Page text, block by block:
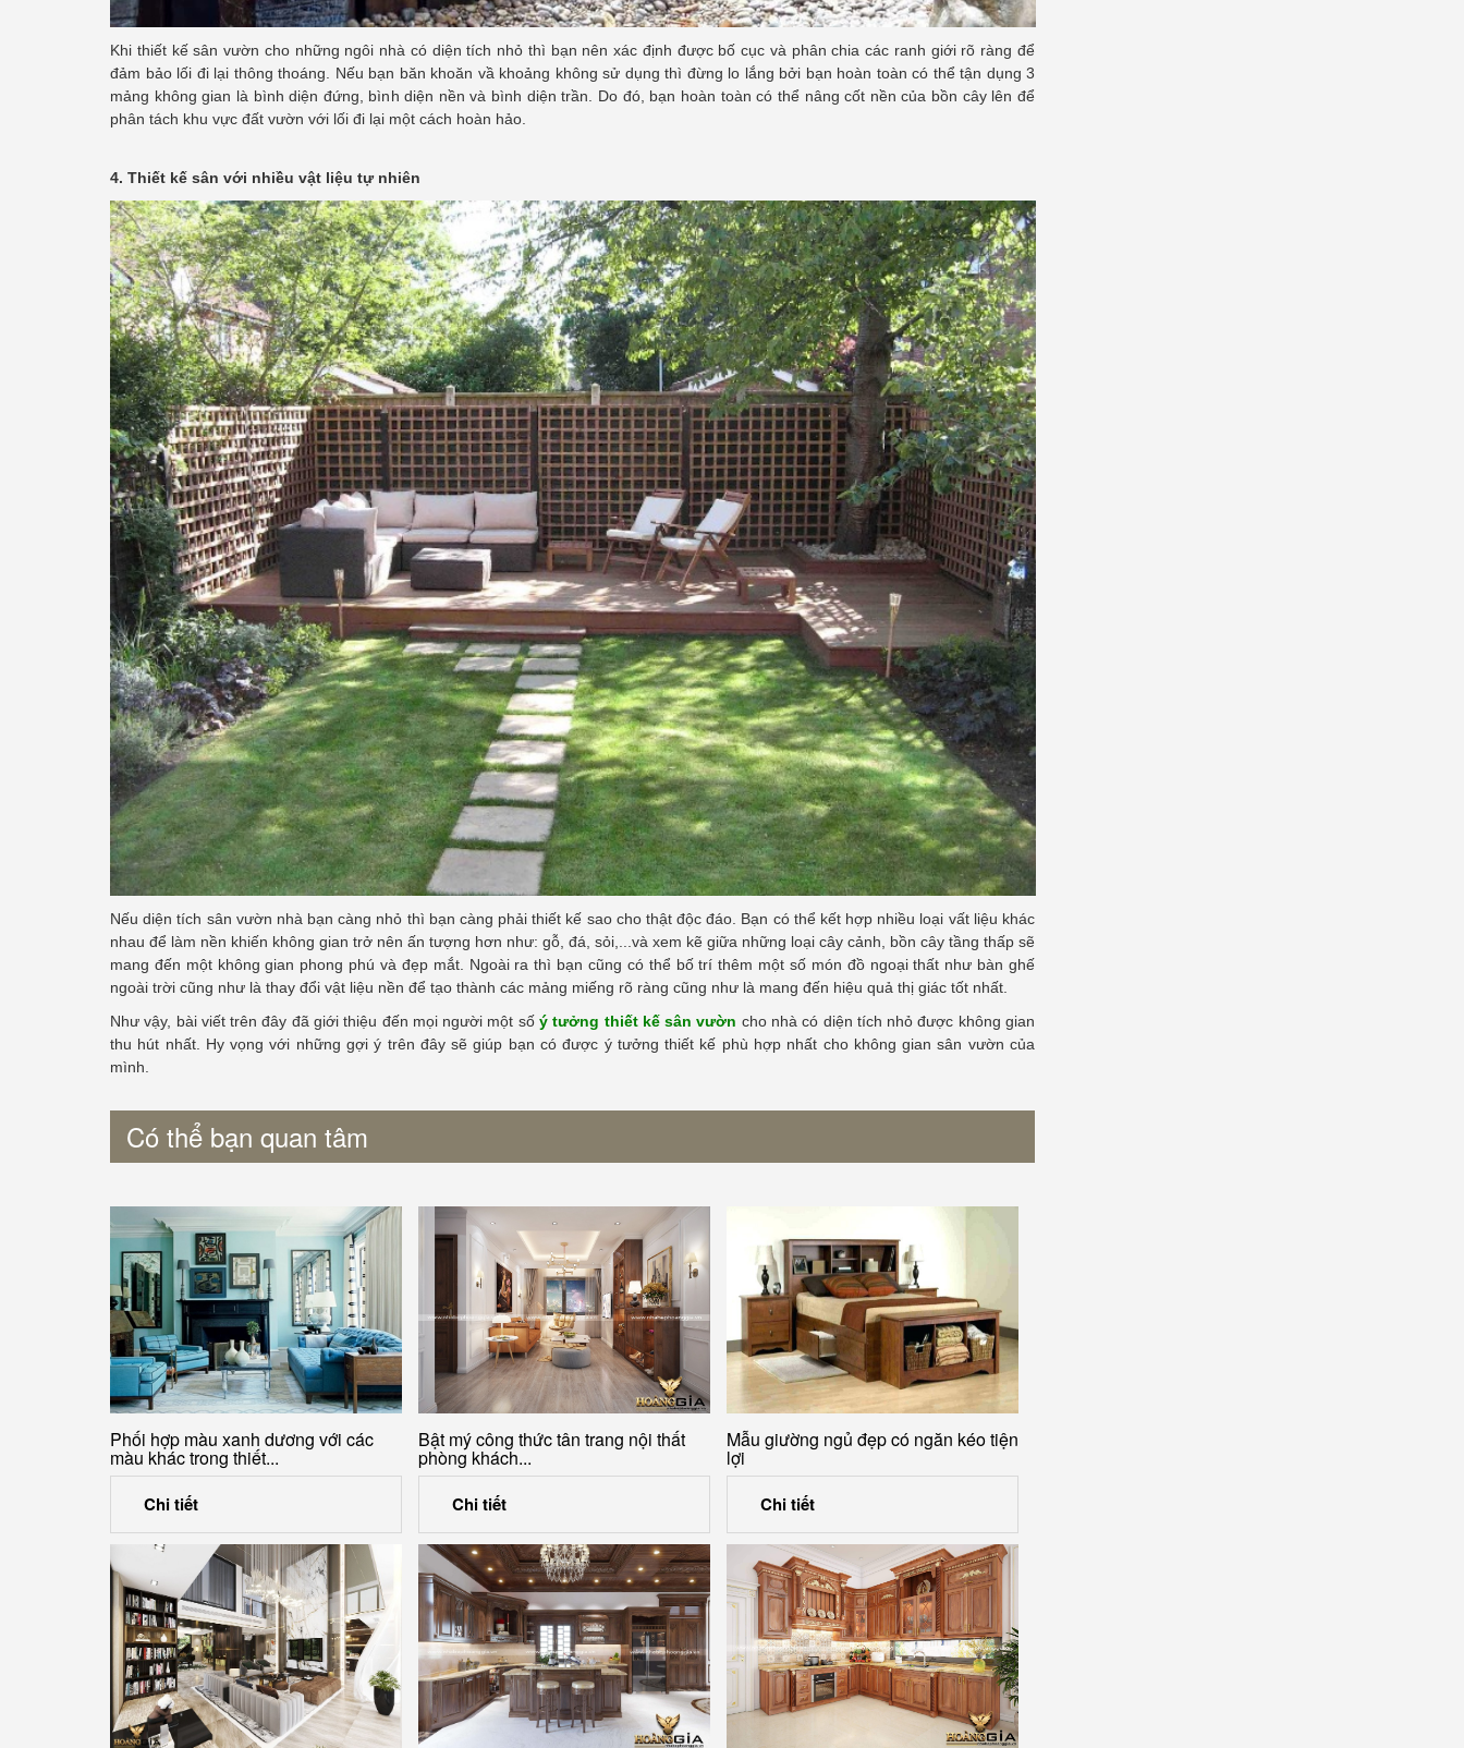
Khi thiết kế sân vườn cho những ngôi nhà có diện tích nhỏ thì bạn nên xác định được bố cục và phân chia các ranh giới rõ ràng để
đảm bảo lối đi lại thông thoáng. Nếu bạn băn khoăn vầ khoảng không sử dụng thì đừng lo lắng bởi bạn hoàn toàn có thể tận dụng 3
mảng không gian là bình diện đứng, bình diện nền và bình diện trần. Do đó, bạn hoàn toàn có thể nâng cốt nền của bồn cây lên để
phân tách khu vực đất vườn với lối đi lại một cách hoàn hảo.
4. Thiết kế sân với nhiều vật liệu tự nhiên
Nếu diện tích sân vườn nhà bạn càng nhỏ thì bạn càng phải thiết kế sao cho thật độc đáo. Bạn có thể kết hợp nhiều loại vất liệu khác
nhau để làm nền khiến không gian trở nên ấn tượng hơn như: gỗ, đá, sỏi,...và xem kẽ giữa những loại cây cảnh, bồn cây tầng thấp sẽ
mang đến một không gian phong phú và đẹp mắt. Ngoài ra thì bạn cũng có thể bố trí thêm một số món đồ ngoại thất như bàn ghế
ngoài trời cũng như là thay đổi vật liệu nền để tạo thành các mảng miếng rõ ràng cũng như là mang đến hiệu quả thị giác tốt nhất.
Như vậy, bài viết trên đây đã giới thiệu đến mọi người một sốý tưởng thiết kế sân vườn cho nhà có diện tích nhỏ được không gian
thu hút nhất. Hy vọng với những gợi ý trên đây sẽ giúp bạn có được ý tưởng thiết kế phù hợp nhất cho không gian sân vườn của
mình.
Có thể bạn quan tâm
Phối hợp màu xanh dương với các
màu khác trong thiết...
Chi tiết
Bật mý công thức tân trang nội thất
phòng khách...
Chi tiết
Mẫu giường ngủ đẹp có ngăn kéo tiện
lợi
Chi tiết